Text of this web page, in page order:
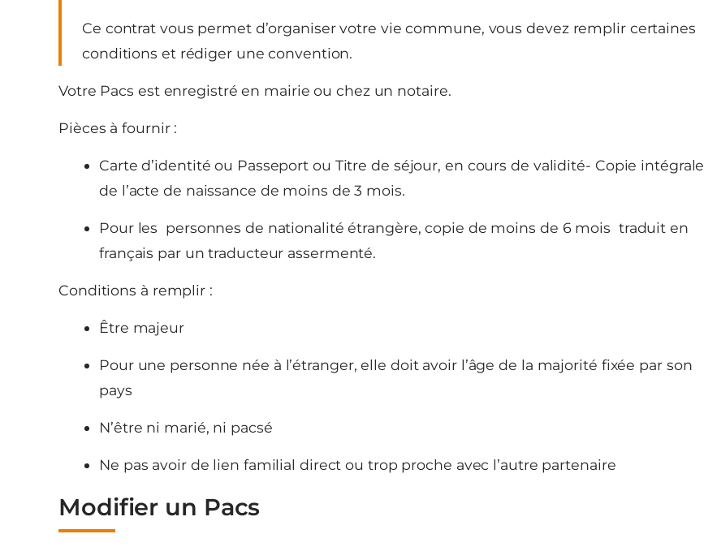
Ce contrat vous permet d’organiser votre vie commune, vous devez remplir certaines
conditions et rédiger une convention.
Votre Pacs est enregistré en mairie ou chez un notaire.
Pièces à fournir :
Carte d’identité ou Passeport ou Titre de séjour, en cours de validité- Copie intégrale
de l’acte de naissance de moins de 3 mois.
Pour les personnes de nationalité étrangère, copie de moins de 6 mois traduit en
français par un traducteur assermenté.
Conditions à remplir :
Être majeur
Pour une personne née à l’étranger, elle doit avoir l’âge de la majorité fixée par son
pays
N’être ni marié, ni pacsé
Ne pas avoir de lien familial direct ou trop proche avec l’autre partenaire
Modifier un Pacs